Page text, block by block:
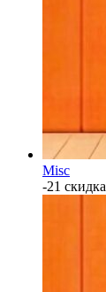
Misc
-21 скидка